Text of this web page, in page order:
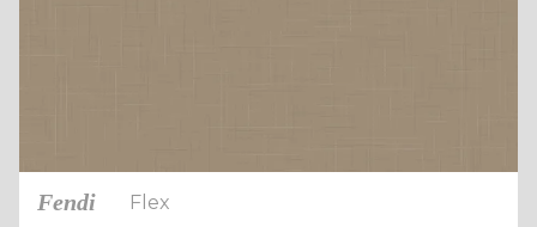
Fendi Flex